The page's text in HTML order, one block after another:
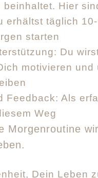
Hier
erhältst täglich
starten
Du
motivieren
Feedback: Als
Weg
Morgenroutine
Dein Leben